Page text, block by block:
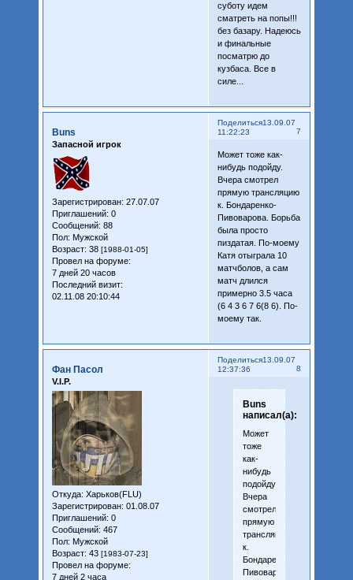
суботу идем
сматреть на попы!!!
без базару. Надеюсь
и финальные
посматрю до
кузбаса. Все в
силе...
Поделиться
7
13.09.07
11:22:23
Buns
Запасной игрок
Зарегистрирован: 27.07.07
Приглашений: 0
Сообщений: 88
Пол: Мужской
Возраст: 38 [1988-01-05]
Провел на форуме:
7 дней 20 часов
Последний визит:
02.11.08 20:10:44
Может тоже как-
нибудь подойду.
Вчера смотрел
прямую трансляцию
к. Бондаренко-
Пивоварова. Борьба
была просто
пиздатая. По-моему
Катя отыграла 10
матчболов, а сам
матч длился
примерно 3.5 часа
(6 4 3 6 7 6(8 6). По-
моему так.
Поделиться
8
13.09.07
12:37:36
Фан Пасол
V.I.P.
Откуда: Харьков(FLU)
Зарегистрирован: 01.08.07
Приглашений: 0
Сообщений: 467
Пол: Мужской
Возраст: 43 [1983-07-23]
Провел на форуме:
7 дней 2 часа
Buns
написал(а):
Может
тоже
как-
нибудь
подойду.
Вчера
смотрел
прямую
трансляцию
к.
Бондаренко-
Пивоварова.